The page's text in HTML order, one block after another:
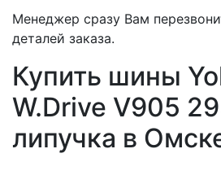
Менеджер сразу Вам
деталей заказа.
Купить шины
W.Drive V905
липучка в